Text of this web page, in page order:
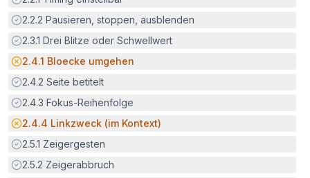
Erfüllt:
2.2.2 Pausieren, stoppen, ausblenden
Erfüllt:
2.3.1 Drei Blitze oder Schwellwert
Potenzielle Barriere:
2.4.1 Bloecke umgehen
Erfüllt:
2.4.2 Seite betitelt
Erfüllt:
2.4.3 Fokus-Reihenfolge
Potenzielle Barriere:
2.4.4 Linkzweck (im Kontext)
Erfüllt:
2.5.1 Zeigergesten
Erfüllt:
2.5.2 Zeigerabbruch